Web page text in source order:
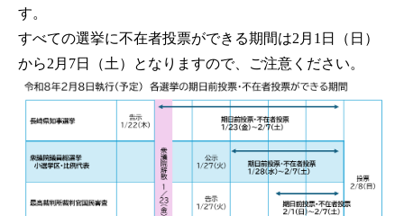
す。
すべての選挙に不在者投票ができる期間は2月1日（日）
から2月7日（土）となりますので、ご注意ください。